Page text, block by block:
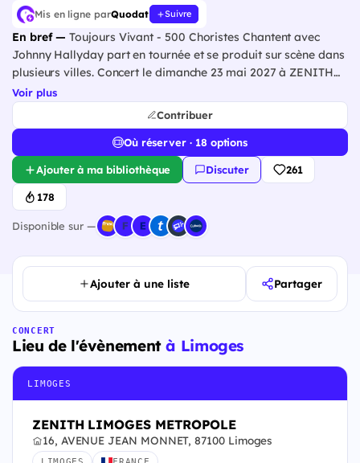
Mis en ligne parQuodat Suivre
En bref — Toujours Vivant - 500 Choristes Chantent avec
Johnny Hallyday part en tournée et se produit sur scène dans
plusieurs villes. Concert le dimanche 23 mai 2027 à ZENITH
LIMOGES METROPOLE.
Voir plus
Contribuer
Où réserver · 18 options
Ajouter à ma bibliothèque Discuter 261
178
Disponible sur —
Ajouter à une liste Partager
CONCERT
Lieu de l'évènementà Limoges
LIMOGES
ZENITH LIMOGES METROPOLE
16, AVENUE JEAN MONNET, 87100 Limoges